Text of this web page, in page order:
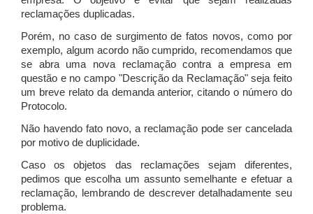
reclamações duplicadas.
Porém, no caso de surgimento de fatos novos, como por
exemplo, algum acordo não cumprido, recomendamos que
se abra uma nova reclamação contra a empresa em
questão e no campo "Descrição da Reclamação" seja feito
um breve relato da demanda anterior, citando o número do
Protocolo.
Não havendo fato novo, a reclamação pode ser cancelada
por motivo de duplicidade.
Caso os objetos das reclamações sejam diferentes,
pedimos que escolha um assunto semelhante e efetuar a
reclamação, lembrando de descrever detalhadamente seu
problema.